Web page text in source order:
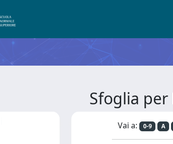
Sfoglia per
Vai a: 0-9 A